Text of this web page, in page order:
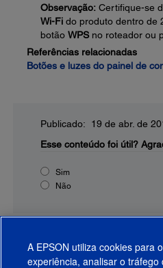
Observação: Certifique-se
Wi-Fi do produto dentro de
botão WPSno roteador ou
Referências relacionadas
Botões e luzes do painel de
Publicado: 19 de abr. de
Esse conteúdo foi útil?
Sim
Não
A EPSON utiliza cookies para
experiência, analisar o tráfego